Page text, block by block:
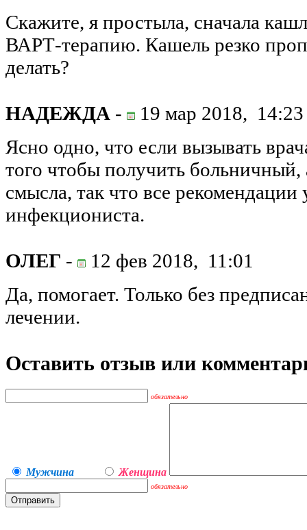
Скажите, я простыла, сначала
ВАРТ-терапию. Кашель резко
делать?
НАДЕЖДА - 19 мар 2018, 14:23
Ясно одно, что если вызывать
того чтобы получить
смысла, так что все рекомендации
инфекциониста.
ОЛЕГ - 12 фев 2018, 11:01
Да, помогает. Только без
лечении.
Оставить отзыв или
обязательно
Мужчина Женщина
обязательно